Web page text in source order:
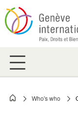
Skip
to
main
Who's who